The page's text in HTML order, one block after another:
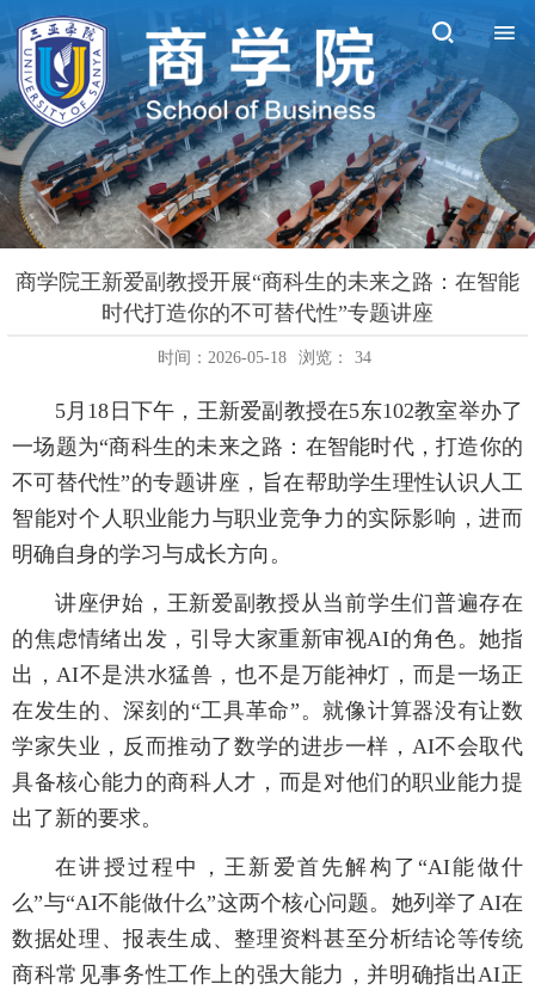
商学院王新爱副教授开展“商科生的未来之路：在智能
时代打造你的不可替代性”专题讲座
时间：2026-05-18 浏览： 34
5月18日下午，王新爱副教授在5东102教室举办了
一场题为“商科生的未来之路：在智能时代，打造你的
不可替代性”的专题讲座，旨在帮助学生理性认识人工
智能对个人职业能力与职业竞争力的实际影响，进而
明确自身的学习与成长方向。
讲座伊始，王新爱副教授从当前学生们普遍存在
的焦虑情绪出发，引导大家重新审视AI的角色。她指
出，AI不是洪水猛兽，也不是万能神灯，而是一场正
在发生的、深刻的“工具革命”。就像计算器没有让数
学家失业，反而推动了数学的进步一样，AI不会取代
具备核心能力的商科人才，而是对他们的职业能力提
出了新的要求。
在讲授过程中，王新爱首先解构了“AI能做什
么”与“AI不能做什么”这两个核心问题。她列举了AI在
数据处理、报表生成、整理资料甚至分析结论等传统
商科常见事务性工作上的强大能力，并明确指出AI正